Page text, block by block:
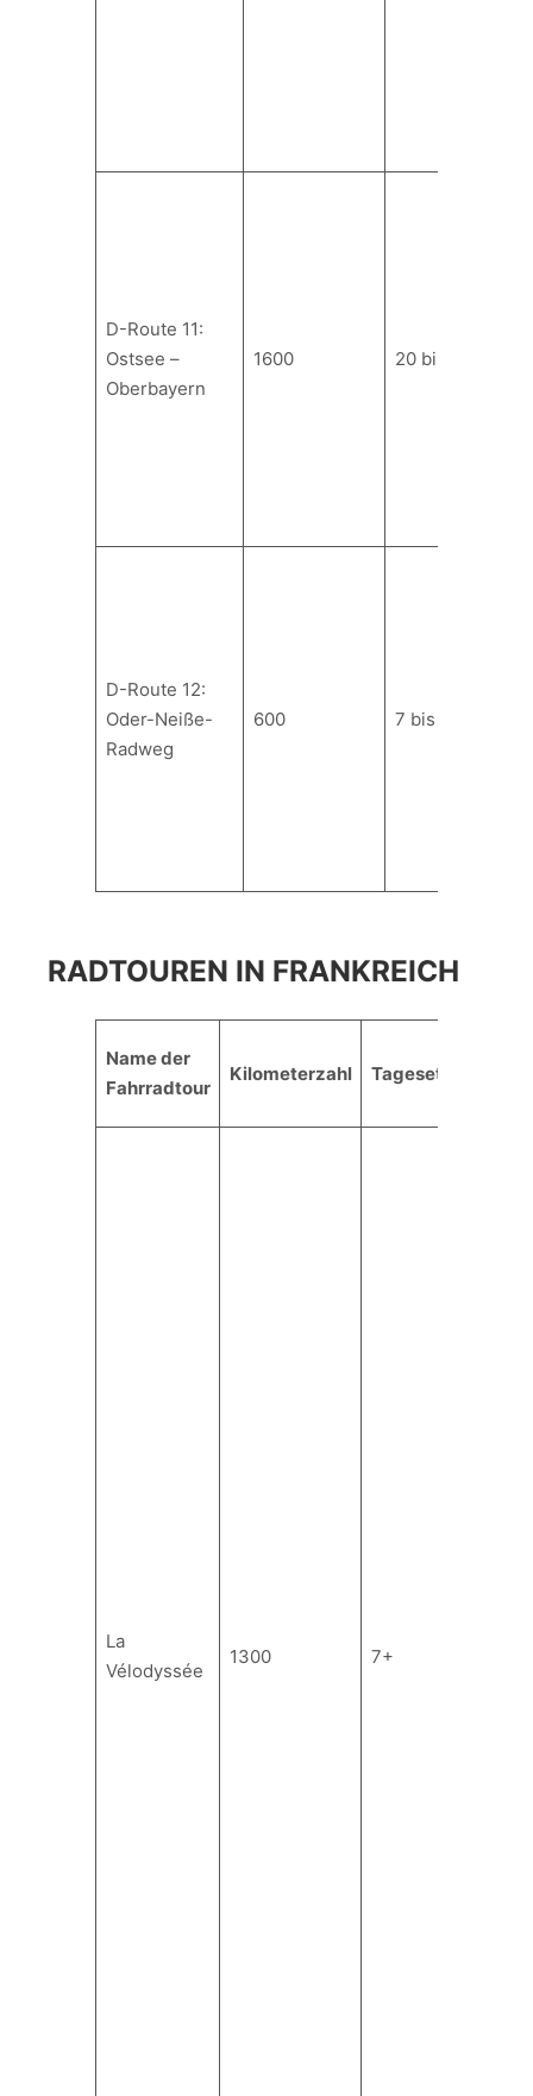
D-Route 11:
Ostsee –
Oberbayern
1600 20 bis 30
D-Route 12:
Oder-Neiße-
Radweg
600 7 bis 15
RADTOUREN IN FRANKREICH
Name der
Fahrradtour
Kilometerzahl Tagesetappen
La
Vélodyssée
1300 7+